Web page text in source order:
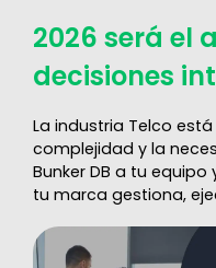
2026 será el
decisiones
La industria Telco
complejidad y la
Bunker DB a tu
tu marca gestiona,